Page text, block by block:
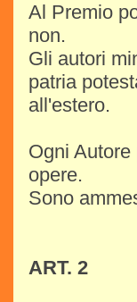
Al Premio
non.
Gli autori
patria
all'estero.
Ogni
opere.
Sono
ART. 2